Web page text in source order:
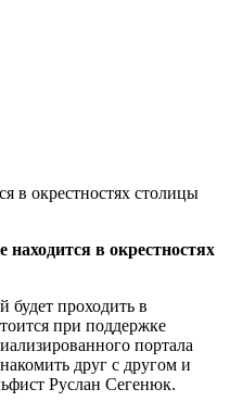
в окрестностях столицы
в окрестностях
будет проходить в
при поддержке
портала
друг с другом и
Руслан Сегенюк.